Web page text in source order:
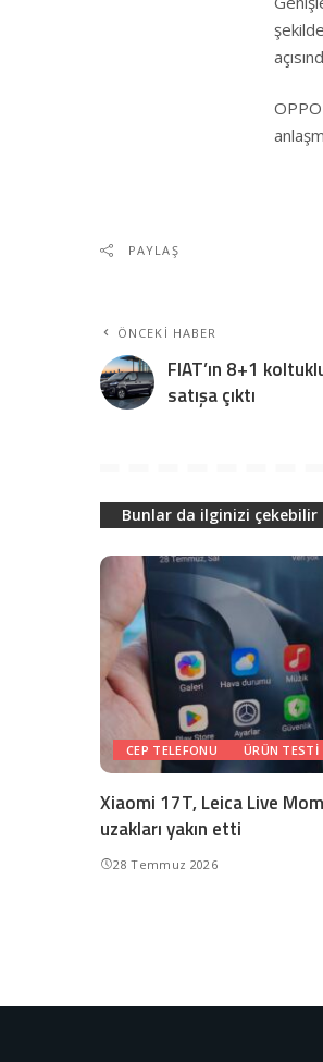
PAYLAŞ
ÖNCEKI HABER
FIAT’ın 8+1
satışa çıktı
Bunlar da ilginizi çekebilir
CEP TELEFONU ÜRÜN TESTI
Xiaomi 17T, Leica Live
uzakları yakın etti
28 Temmuz 2026